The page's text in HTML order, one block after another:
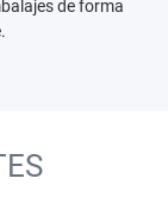
de forma